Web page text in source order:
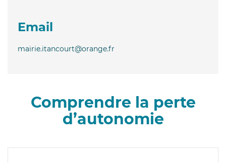
Email
mairie.itancourt@orange.fr
Comprendre la perte
d’autonomie